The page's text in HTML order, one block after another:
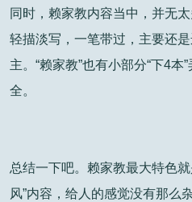
同时，赖家教内容当中，并无
轻描淡写，一笔带过，主要还
主。“赖家教”也有小部分“下4本
全。
总结一下吧。赖家教最大特色
风”内容，给人的感觉没有那么